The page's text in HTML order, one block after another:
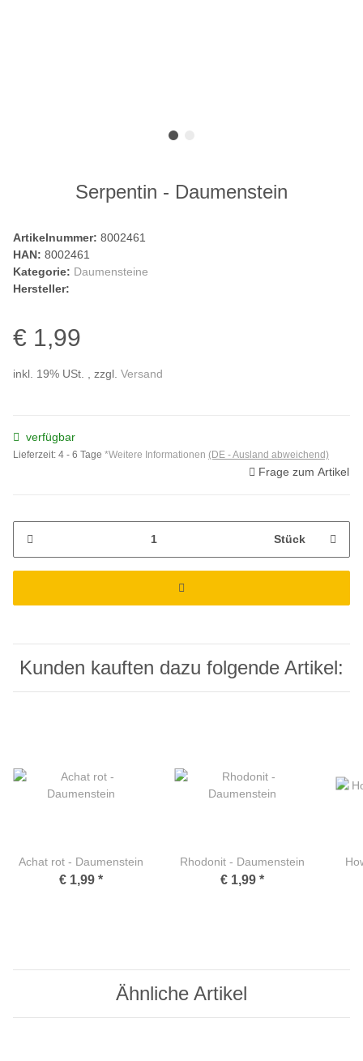
Serpentin - Daumenstein
Artikelnummer: 8002461
HAN: 8002461
Kategorie: Daumensteine
Hersteller:
€ 1,99
inkl. 19% USt. , zzgl. Versand
verfügbar
Lieferzeit: 4 - 6 Tage *Weitere Informationen (DE - Ausland abweichend)
Frage zum Artikel
Stück
Kunden kauften dazu folgende Artikel:
Achat rot - Daumenstein
€ 1,99 *
Rhodonit - Daumenstein
€ 1,99 *
Ähnliche Artikel